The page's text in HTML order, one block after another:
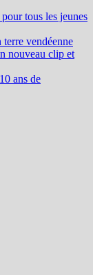
tous les jeunes
vendéenne
nouveau clip et
ans de